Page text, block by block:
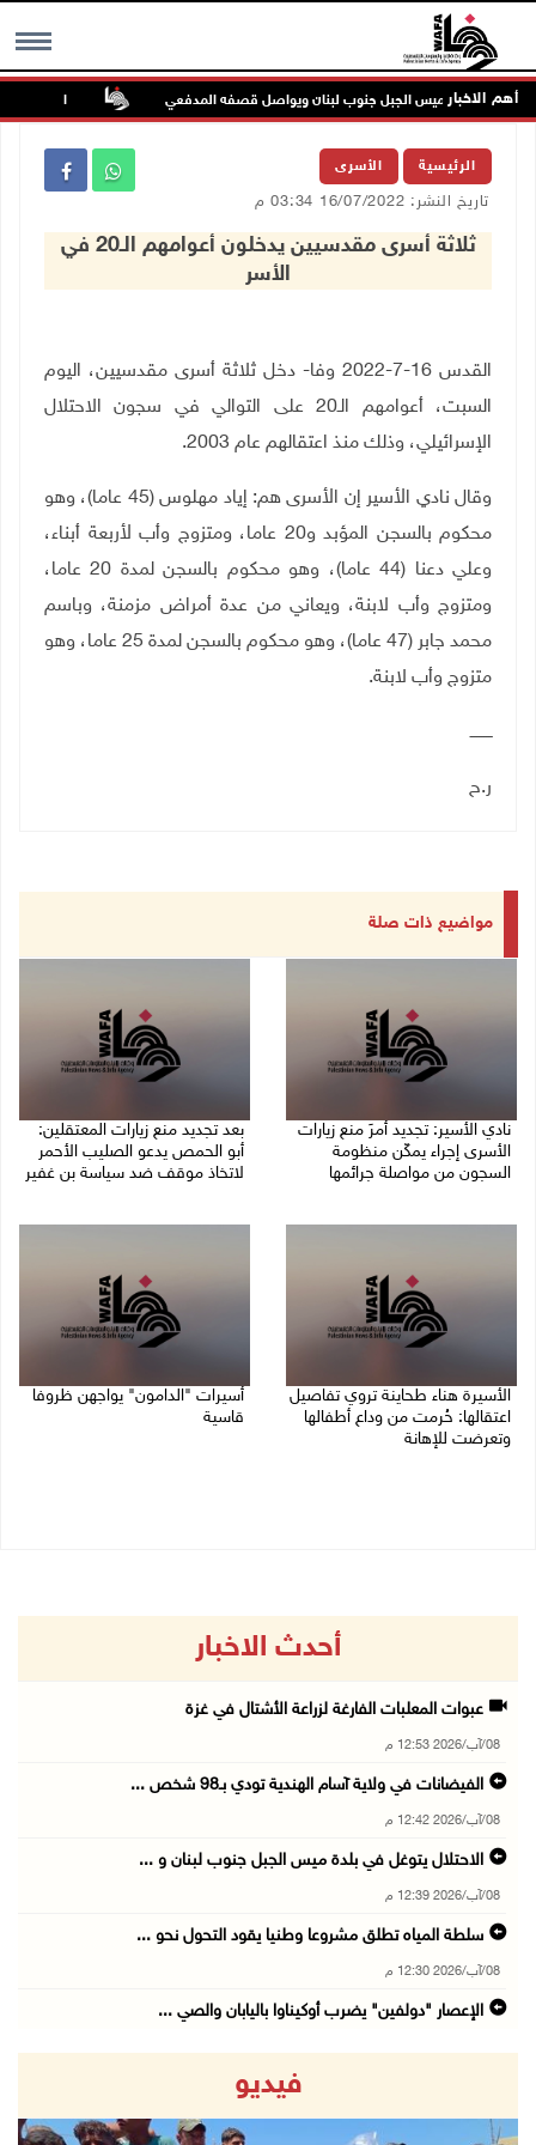
MENU أهم الاخبار
في بلدة ميس الجبل جنوب لبنان ويواصل قصفه المدفعي الفيضانات في
الرئيسية الأسرى
تاريخ النشر: 16/07/2022 03:34 م
ثلاثة أسرى مقدسيين يدخلون أعوامهم الـ20 في
الأسر
القدس 16-7-2022 وفا- دخل ثلاثة أسرى مقدسيين، اليوم
السبت، أعوامهم الـ20 على التوالي في سجون الاحتلال
الإسرائيلي، وذلك منذ اعتقالهم عام 2003.
وقال نادي الأسير إن الأسرى هم: إياد مهلوس (45 عاما)، وهو
محكوم بالسجن المؤبد و20 عاما، ومتزوج وأب لأربعة أبناء،
وعلي دعنا (44 عاما)، وهو محكوم بالسجن لمدة 20 عاما،
ومتزوج وأب لابنة، ويعاني من عدة أمراض مزمنة، وباسم
محمد جابر (47 عاما)، وهو محكوم بالسجن لمدة 25 عاما، وهو
متزوج وأب لابنة.
ـــــــــ
ر.ح
مواضيع ذات صلة
نادي الأسير: تجديد أمرَ منع زيارات
الأسرى إجراء يمكّن منظومة
السجون من مواصلة جرائمها
بعد تجديد منع زيارات المعتقلين:
أبو الحمص يدعو الصليب الأحمر
لاتخاذ موقف ضد سياسة بن غفير
الأسيرة هناء طحاينة تروي تفاصيل
اعتقالها: حُرمت من وداع أطفالها
وتعرضت للإهانة
أسيرات "الدامون" يواجهن ظروفا
قاسية
أحدث الاخبار
عبوات المعلبات الفارغة لزراعة الأشتال في غزة
08/آب/2026 12:53 م
الفيضانات في ولاية آسام الهندية تودي بـ98 شخص ...
08/آب/2026 12:42 م
الاحتلال يتوغل في بلدة ميس الجبل جنوب لبنان و ...
08/آب/2026 12:39 م
سلطة المياه تطلق مشروعا وطنيا يقود التحول نحو ...
08/آب/2026 12:30 م
الإعصار "دولفين" يضرب أوكيناوا باليابان والصي ...
08/آب/2026 11:44 ص
فيديو